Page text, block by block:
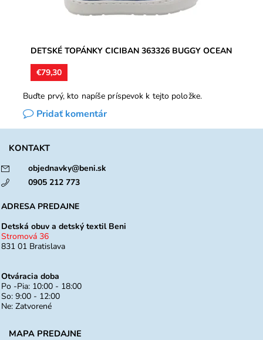
DETSKÉ TOPÁNKY CICIBAN 363326 BUGGY OCEAN
€79,30
Buďte prvý, kto napíše príspevok k tejto položke.
Pridať komentár
KONTAKT
objednavky@beni.sk
0905 212 773
ADRESA PREDAJNE
Detská obuv a detský textil Beni
Stromová 36
831 01 Bratislava
Otváracia doba
Po -Pia: 10:00 - 18:00
So: 9:00 - 12:00
Ne: Zatvorené
MAPA PREDAJNE